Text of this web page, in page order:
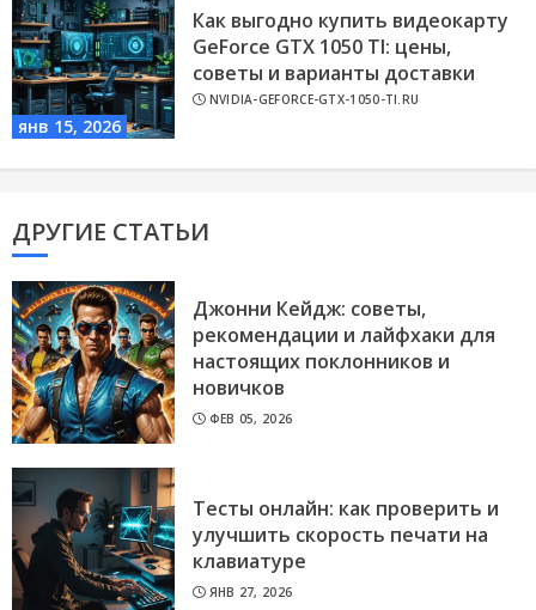
янв 15, 2026
Как выгодно купить видеокарту
GeForce GTX 1050 TI: цены,
советы и варианты доставки
NVIDIA-GEFORCE-GTX-1050-TI.RU
ДРУГИЕ СТАТЬИ
Джонни Кейдж: советы,
рекомендации и лайфхаки для
настоящих поклонников и
новичков
ФЕВ 05, 2026
Тесты онлайн: как проверить и
улучшить скорость печати на
клавиатуре
ЯНВ 27, 2026